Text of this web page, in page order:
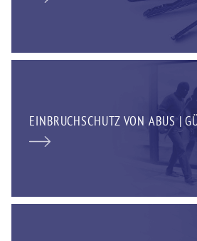
EINBRUCHSCHUTZ VON ABUS |